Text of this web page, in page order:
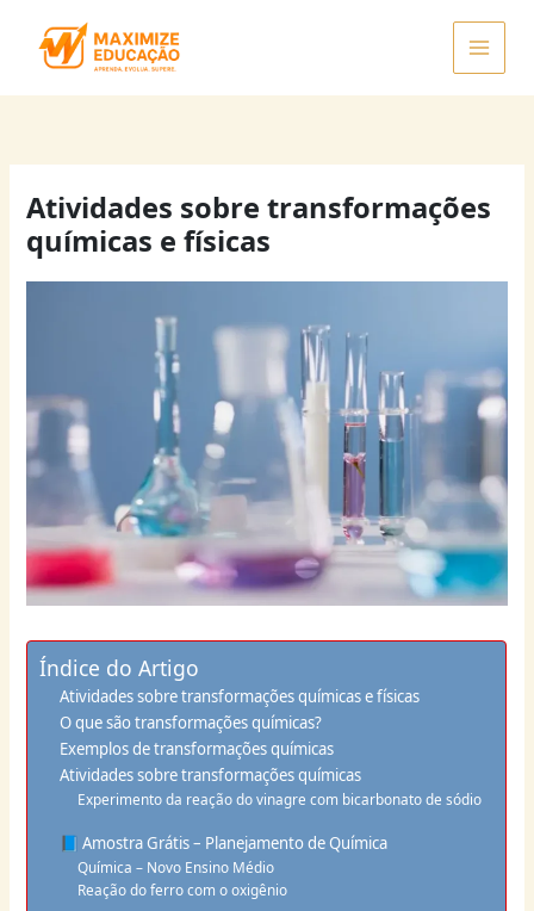
Atividades sobre transformações
químicas e físicas
Índice do Artigo
Atividades sobre transformações químicas e físicas
O que são transformações químicas?
Exemplos de transformações químicas
Atividades sobre transformações químicas
Experimento da reação do vinagre com bicarbonato de sódio
📘 Amostra Grátis – Planejamento de Química
Química – Novo Ensino Médio
Reação do ferro com o oxigênio